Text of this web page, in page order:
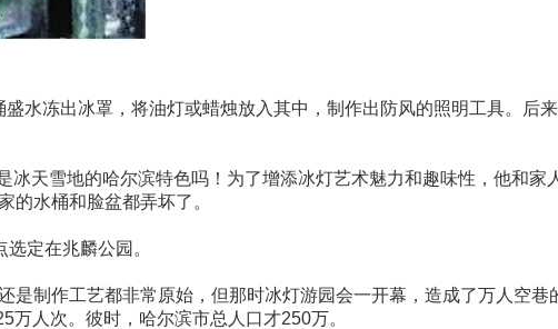
水冻出冰罩，将油灯或蜡烛放入其中，制作出防风的照明工具。后
天雪地的哈尔滨特色吗！为了增添冰灯艺术魅力和趣味性，他和家
的水桶和脸盆都弄坏了。
定在兆麟公园。
制作工艺都非常原始，但那时冰灯游园会一开幕，造成了万人空巷
人次。彼时，哈尔滨市总人口才250万。